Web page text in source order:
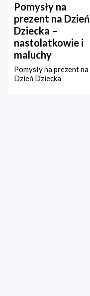
Pomysły na
prezent na Dzień
Dziecka –
nastolatkowie i
maluchy
Pomysły na prezent na
Dzień Dziecka